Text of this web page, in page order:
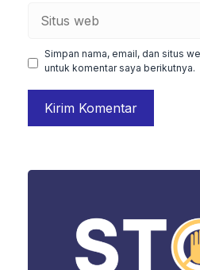
Simpan nama, email, dan situs
untuk komentar saya berikutnya.